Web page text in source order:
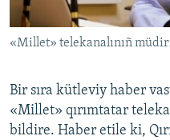
Українською
QOŞULIÑIZ!
RFE/RS bütün saytları
«Millet» telekanalınıñ
Bir sıra kütleviy haber
«Millet» qırımtatar
bildire. Haber etile ki,